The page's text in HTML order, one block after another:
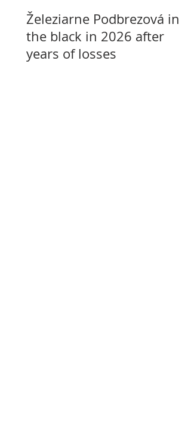
Železiarne Podbrezová in
the black in 2026 after
years of losses